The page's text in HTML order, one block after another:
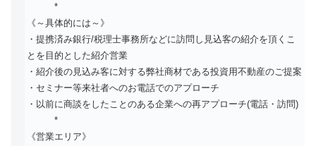
*
《～具体的には～》
・提携済み銀行/税理士事務所などに訪問し見込客の紹介を頂くこ
とを目的とした紹介営業
・紹介後の見込み客に対する弊社商材である投資用不動産のご提案
・セミナー等来社者へのお電話でのアプローチ
・以前に商談をしたことのある企業への再アプローチ(電話・訪問)
*
《営業エリア》